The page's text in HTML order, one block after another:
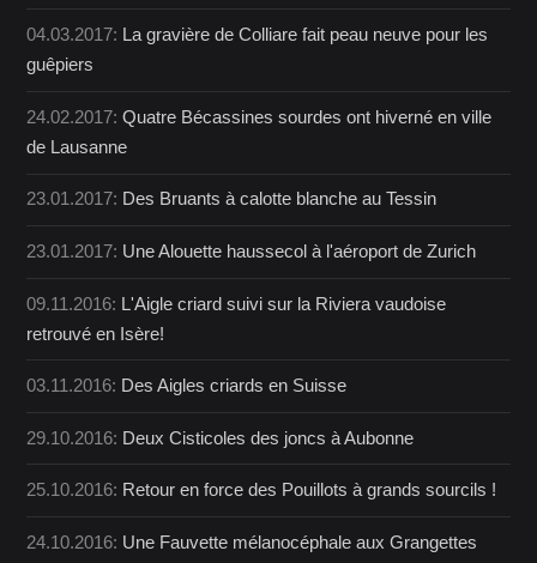
04.03.2017: La gravière de Colliare fait peau neuve pour les
guêpiers
24.02.2017:Quatre Bécassines sourdes ont hiverné en ville
de Lausanne
23.01.2017: Des Bruants à calotte blanche au Tessin
23.01.2017: Une Alouette haussecol à l'aéroport de Zurich
09.11.2016: L'Aigle criard suivi sur la Riviera vaudoise
retrouvé en Isère!
03.11.2016: Des Aigles criards en Suisse
29.10.2016: Deux Cisticoles des joncs à Aubonne
25.10.2016: Retour en force des Pouillots à grands sourcils !
24.10.2016: Une Fauvette mélanocéphale aux Grangettes